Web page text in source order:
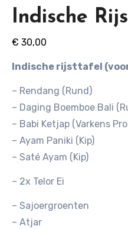
Indische
€ 30,00
Indische rijsttafel
– Rendang (Rund)
– Daging Boemboe Bali
– Babi Ketjap (Varkens
– Ayam Paniki (Kip)
– Saté Ayam (Kip)
– 2x Telor Ei
– Sajoergroenten
– Atjar